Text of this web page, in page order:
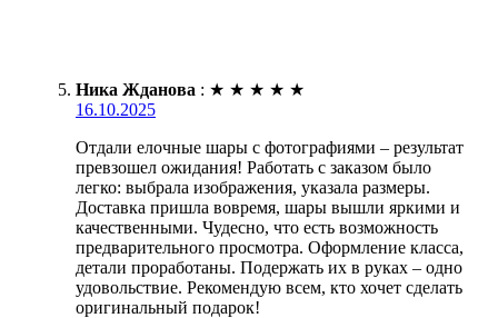
Ника Жданова : ★ ★ ★ ★ ★
16.10.2025
Отдали елочные шары с фотографиями – результат
превзошел ожидания! Работать с заказом было
легко: выбрала изображения, указала размеры.
Доставка пришла вовремя, шары вышли яркими и
качественными. Чудесно, что есть возможность
предварительного просмотра. Оформление класса,
детали проработаны. Подержать их в руках – одно
удовольствие. Рекомендую всем, кто хочет сделать
оригинальный подарок!